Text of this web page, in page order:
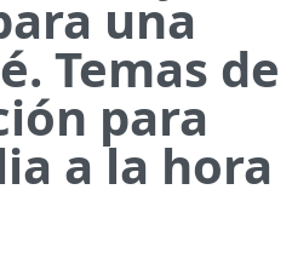
una
Temas de
para
a la hora